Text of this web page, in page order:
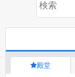
殿堂